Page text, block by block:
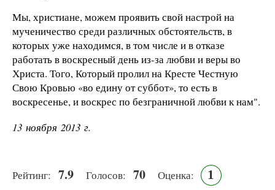
Мы, христиане, можем проявить свой настрой на
мученичество среди различных обстоятельств, в
которых уже находимся, в том числе и в отказе
работать в воскресный день из-за любви и веры во
Христа. Того, Который пролил на Кресте Честную
Свою Кровью «во едину от суббот», то есть в
воскресенье, и воскрес по безграничной любви к нам".
13 ноября 2013 г.
Рейтинг: 7.9 Голосов: 70 Оценка: 1